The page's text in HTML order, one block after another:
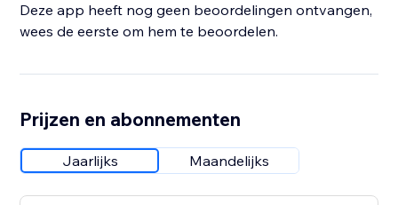
Deze app heeft nog geen beoordelingen ontvangen,
wees de eerste om hem te beoordelen.
Prijzen en abonnementen
Jaarlijks Maandelijks